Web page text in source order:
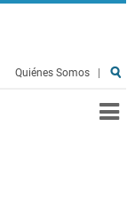
Quiénes Somos